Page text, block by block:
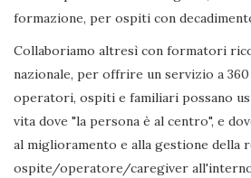
formazione, per ospiti con
Collaboriamo altresì con formatori
nazionale, per offrire un servizio a
operatori, ospiti e familiari possano
vita dove "la persona è al centro", e
al miglioramento e alla gestione della
ospite/operatore/caregiver